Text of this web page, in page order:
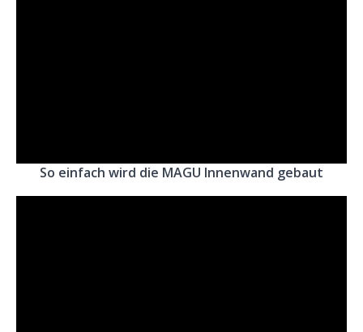
So einfach wird die MAGU Innenwand gebaut